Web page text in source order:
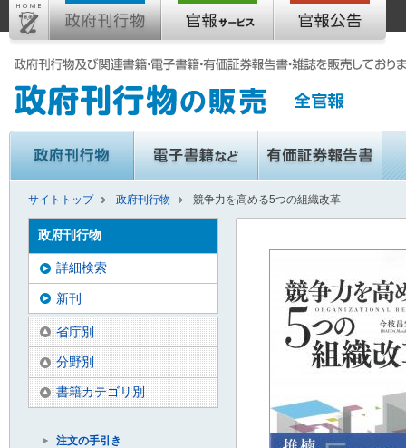
サイトトップ 政府刊行物 競争力を高める5つの組織改革
政府刊行物
詳細検索
新刊
省庁別
分野別
書籍カテゴリ別
注文の手引き